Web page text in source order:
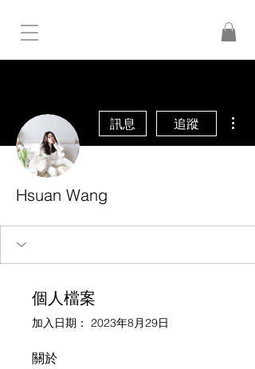
訊息 追蹤
Hsuan Wang
個人檔案
加入日期： 2023年8月29日
關於